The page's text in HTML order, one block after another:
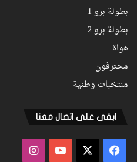
بطولة برو 1
بطولة برو 2
هواة
محترفون
منتخبات وطنية
ابقى على اتصال معنا
فيسبوك ‫YouTubeانستقرام